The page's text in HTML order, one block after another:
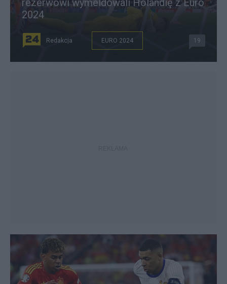
rezerwowi wymeldowali Holandię z Euro
2024
Redakcja EURO 2024 19